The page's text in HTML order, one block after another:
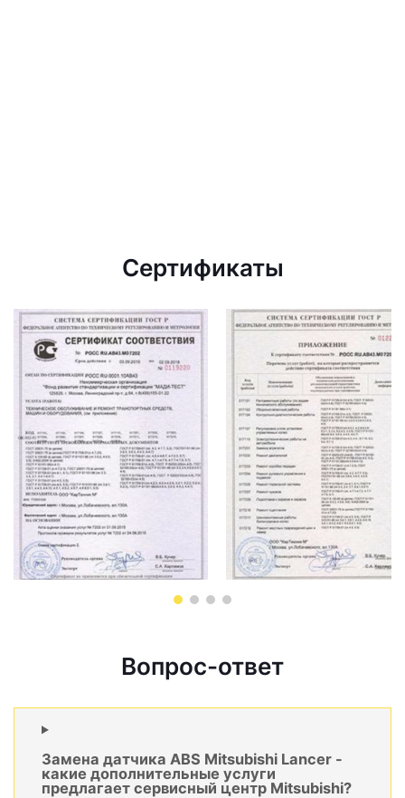
Сертификаты
Вопрос-ответ
Замена датчика ABS Mitsubishi Lancer -
какие дополнительные услуги
предлагает сервисный центр Mitsubishi?